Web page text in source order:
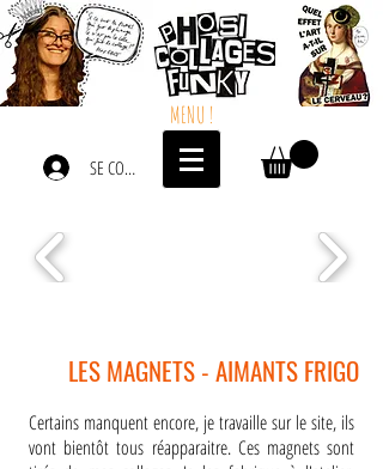
MENU !
SE CONNECTER
LES MAGNETS - AIMANTS FRIGO
Certains manquent encore, je travaille sur le site, ils
vont bientôt tous réapparaitre. Ces magnets sont